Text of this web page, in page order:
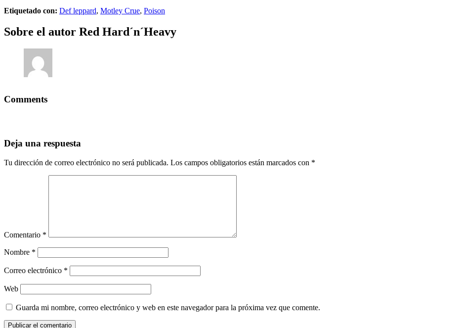
Etiquetado con: Def leppard, Motley Crue, Poison
Sobre el autor Red Hard´n´Heavy
Comments
Deja una respuesta
Tu dirección de correo electrónico no será publicada. Los campos obligatorios están marcados con *
Comentario *
Nombre *
Correo electrónico *
Web
Guarda mi nombre, correo electrónico y web en este navegador para la próxima vez que comente.